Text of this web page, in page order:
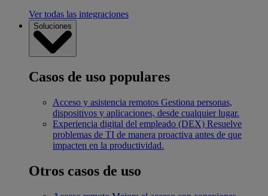
Ver todas las integraciones
Soluciones
Casos de uso populares
Acceso y asistencia remotos Gestiona personas,
dispositivos y aplicaciones, desde cualquier lugar.
Experiencia digital del empleado (DEX) Resuelve
problemas de TI de manera proactiva antes de que
impacten en la productividad.
Otros casos de uso